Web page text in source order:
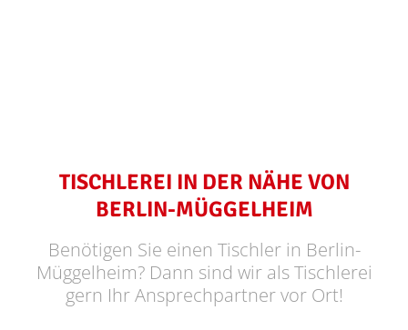
TISCHLEREI IN DER NÄHE VON
BERLIN-MÜGGELHEIM
Benötigen Sie einen Tischler in Berlin-
Müggelheim? Dann sind wir als Tischlerei
gern Ihr Ansprechpartner vor Ort!